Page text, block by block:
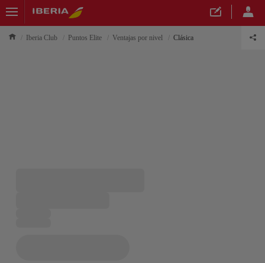
Iberia Club Puntos Elite Ventajas por nivel Clásica